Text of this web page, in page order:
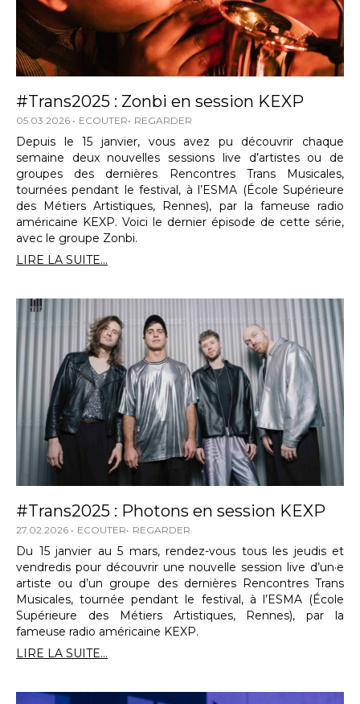
#Trans2025 : Zonbi en session KEXP
05.03.2026 ECOUTER REGARDER
Depuis le 15 janvier, vous avez pu découvrir chaque
semaine deux nouvelles sessions live d’artistes ou de
groupes des dernières Rencontres Trans Musicales,
tournées pendant le festival, à l’ESMA (École Supérieure
des Métiers Artistiques, Rennes), par la fameuse radio
américaine KEXP. Voici le dernier épisode de cette série,
avec le groupe Zonbi.
LIRE LA SUITE...
#Trans2025 : Photons en session KEXP
27.02.2026 ECOUTER REGARDER
Du 15 janvier au 5 mars, rendez-vous tous les jeudis et
vendredis pour découvrir une nouvelle session live d’un·e
artiste ou d’un groupe des dernières Rencontres Trans
Musicales, tournée pendant le festival, à l’ESMA (École
Supérieure des Métiers Artistiques, Rennes), par la
fameuse radio américaine KEXP.
LIRE LA SUITE...